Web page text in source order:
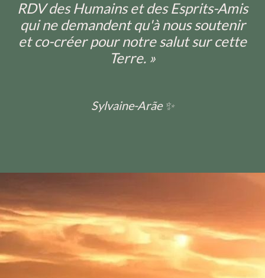
RDV des Humains et des Esprits-Amis
qui ne demandent qu'à nous soutenir
et co-créer pour notre salut sur cette
Terre. »
Sylvaine-Arãe ✨